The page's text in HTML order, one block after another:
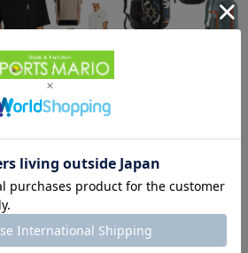
クラブT On Club T
円（税込）